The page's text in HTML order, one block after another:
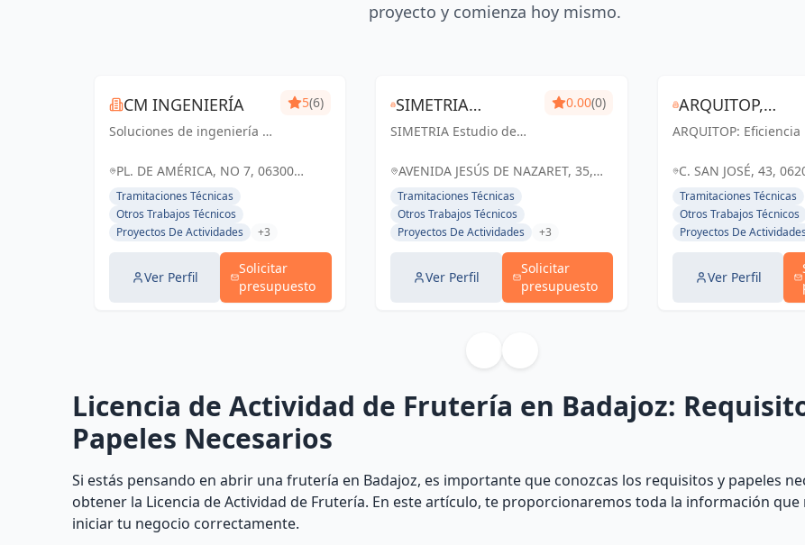
proyecto y comienza hoy mismo.
CM INGENIERÍA
Soluciones de ingeniería y
tus necesidades. Cm
confiable en Badajoz y
Zafra.
5(6)
PL. DE AMÉRICA, NO 7, 06300
ZAFRA, BADAJOZ, ESPAÑA, España
Tramitaciones Técnicas
Otros Trabajos Técnicos
Proyectos De Actividades
+3
Ver Perfil
Solicitar
presupuesto
SIMETRIA
ESTUDIO DE
ARQUITECTURA E
INMOBLIARIA
SIMETRIA Estudio de
Inmobiliaria: Creando
y haciendo realidad tus
sueños inmobiliarios en
Llerena y Badajoz.
0.00(0)
AVENIDA JESÚS DE NAZARET, 35,
LLERENA, ESPAÑA, España
Tramitaciones Técnicas
Otros Trabajos Técnicos
Proyectos De Actividades
+3
Ver Perfil
Solicitar
presupuesto
ARQUITOP,
EFICIENCIA Y
SERVICIO, SLP
ARQUITOP: Eficiencia
arquitectura para
Almendralejo y
C. SAN JOSÉ, 43,
ALMENDRALEJO,
España
Tramitaciones Técnicas
Otros Trabajos Técnicos
Proyectos De Actividades
Ver Perfil
Licencia de Actividad de Frutería en Badajoz:
Papeles Necesarios
Si estás pensando en abrir una frutería en Badajoz, es importante que conozcas los requisitos y papeles
obtener la Licencia de Actividad de Frutería. En este artículo, te proporcionaremos toda la información que
iniciar tu negocio correctamente.